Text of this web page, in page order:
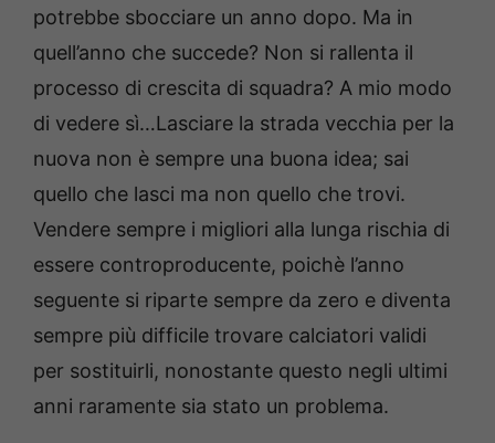
potrebbe sbocciare un anno dopo. Ma in
quell’anno che succede? Non si rallenta il
processo di crescita di squadra? A mio modo
di vedere sì…Lasciare la strada vecchia per la
nuova non è sempre una buona idea; sai
quello che lasci ma non quello che trovi.
Vendere sempre i migliori alla lunga rischia di
essere controproducente, poichè l’anno
seguente si riparte sempre da zero e diventa
sempre più difficile trovare calciatori validi
per sostituirli, nonostante questo negli ultimi
anni raramente sia stato un problema.